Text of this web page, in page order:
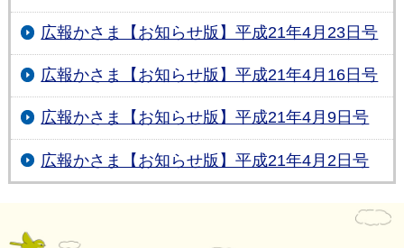
広報かさま【お知らせ版】平成21年4月23日号
広報かさま【お知らせ版】平成21年4月16日号
広報かさま【お知らせ版】平成21年4月9日号
広報かさま【お知らせ版】平成21年4月2日号